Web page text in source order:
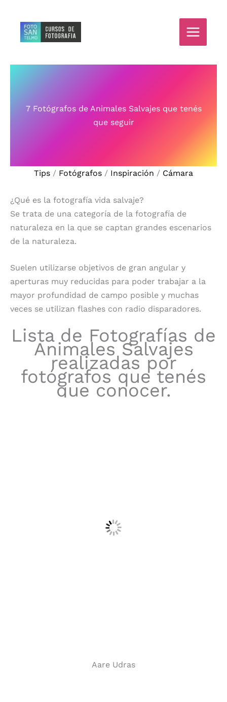
contenido
7 Fotógrafos de Animales Salvajes que tenés
que seguir
Tips / Fotógrafos / Inspiración / Cámara
¿Qué es la fotografía vida salvaje?
Se trata de una categoría de la fotografía de
naturaleza en la que se captan grandes escenarios
de la naturaleza.
Suelen utilizarse objetivos de gran angular y
aperturas muy reducidas para poder trabajar a la
mayor profundidad de campo posible y muchas
veces se utilizan flashes con radio disparadores.
Lista de Fotografías de
Animales Salvajes
realizadas por
fotógrafos que tenés
que conocer.
Aare Udras